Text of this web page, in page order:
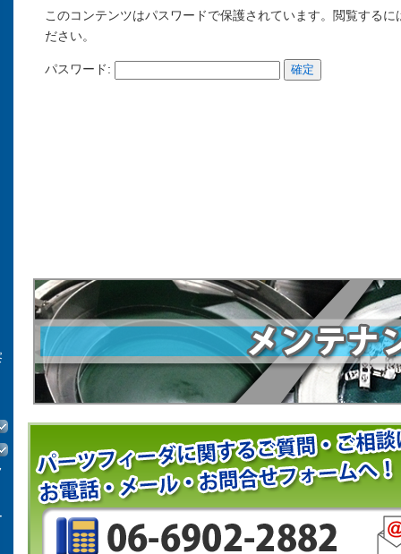
このコンテンツはパスワードで保護されています。閲覧する
ださい。
パスワード: